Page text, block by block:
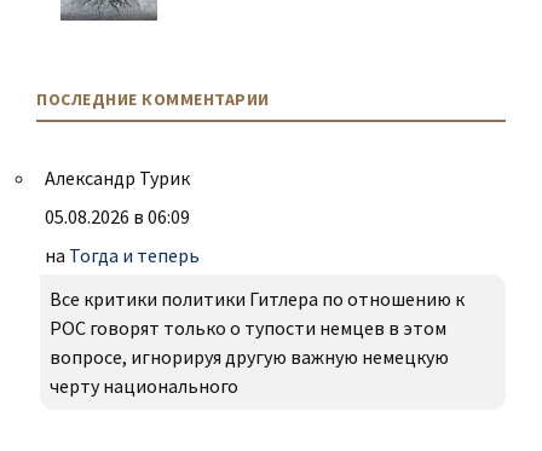
ПОСЛЕДНИЕ КОММЕНТАРИИ
Александр Турик
05.08.2026 в 06:09
на Тогда и теперь
Все критики политики Гитлера по отношению к
РОС говорят только о тупости немцев в этом
вопросе, игнорируя другую важную немецкую
черту национального